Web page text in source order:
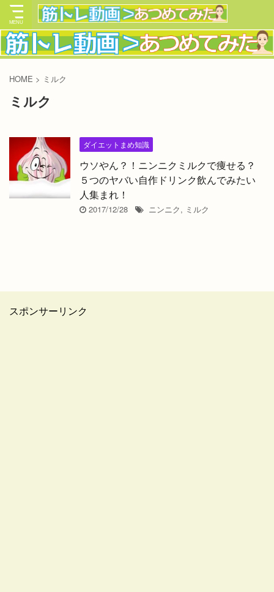
HOME > ミルク
ミルク
ダイエットまめ知識
ウソやん？！ニンニクミルクで痩せる？
５つのヤバい自作ドリンク飲んでみたい
人集まれ！
2017/12/28 ニンニク, ミルク
スポンサーリンク